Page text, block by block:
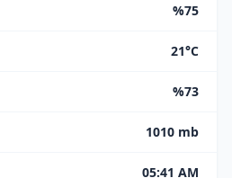
%75
21°C
%73
1010 mb
05:41 AM